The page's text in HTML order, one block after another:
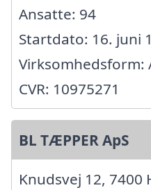
Ansatte: 94
Startdato: 16. juni
Virksomhedsform:
CVR: 10975271
BL TÆPPER ApS
Knudsvej 12, 7400